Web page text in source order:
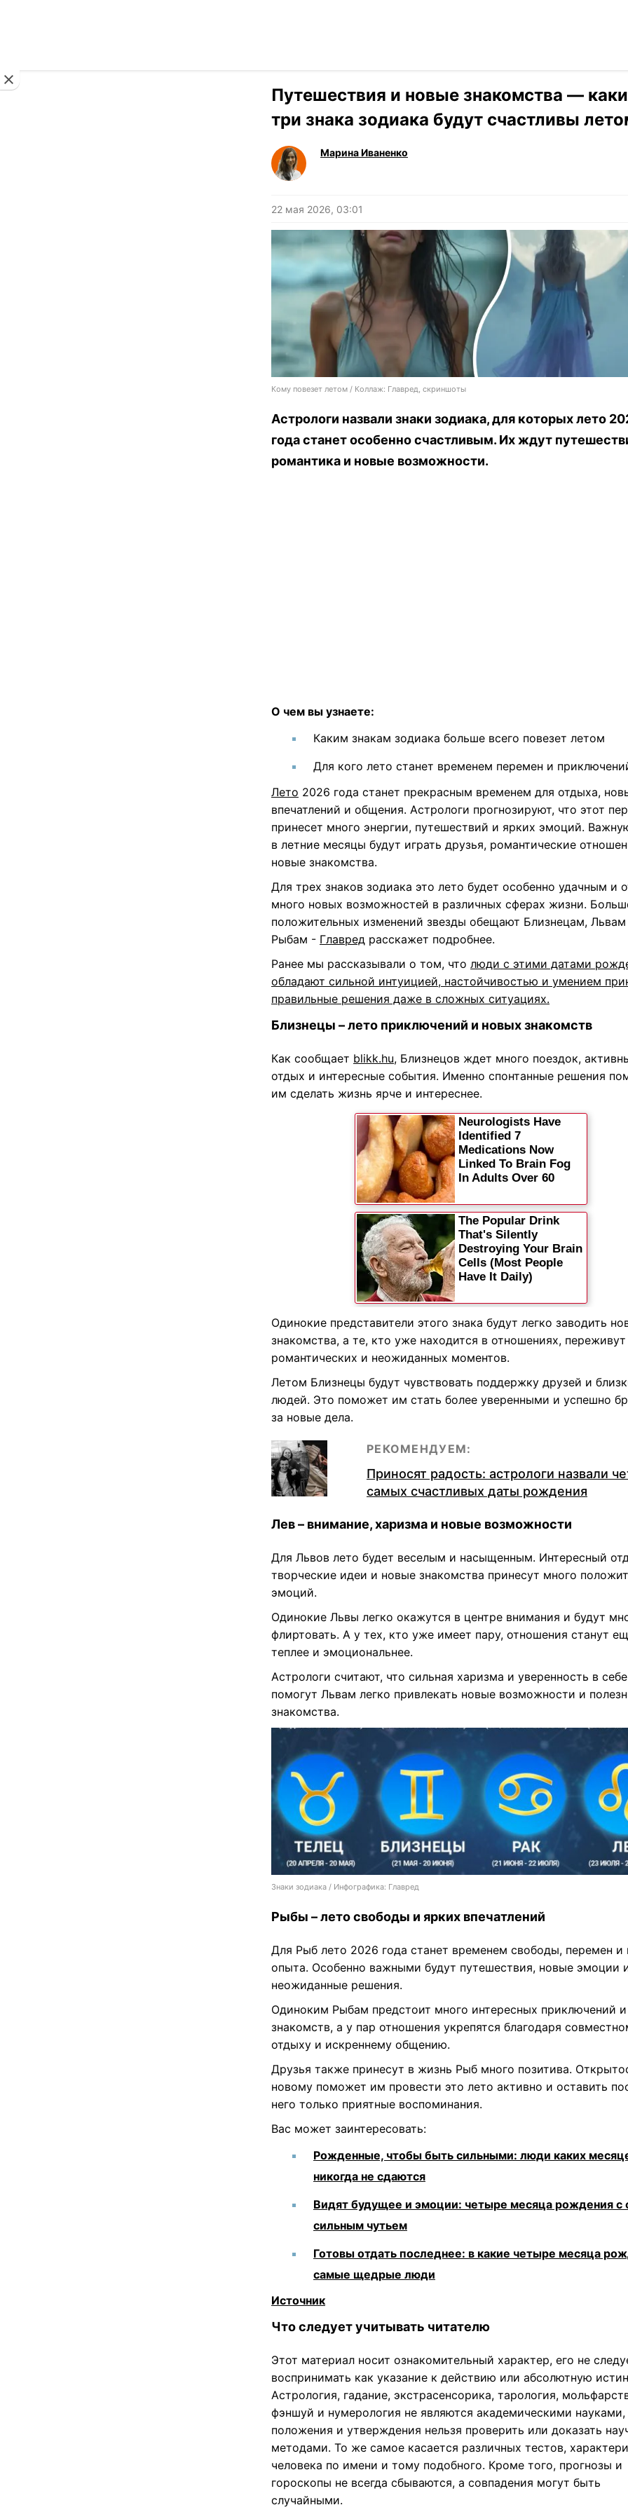
Путешествия и новые знакомства —
три знака зодиака будут счастливы
Марина Иваненко
22 мая 2026, 03:01
Кому повезет летом / Коллаж: Главред, скриншоты
Астрологи назвали знаки зодиака, для которых лето
года станет особенно счастливым. Их ждут
романтика и новые возможности.
О чем вы узнаете:
Каким знакам зодиака больше всего повезет летом
Для кого лето станет временем перемен и
Лето 2026 года станет прекрасным временем для отдыха,
впечатлений и общения. Астрологи прогнозируют, что этот
принесет много энергии, путешествий и ярких эмоций.
в летние месяцы будут играть друзья, романтические
новые знакомства.
Для трех знаков зодиака это лето будет особенно удачным и
много новых возможностей в различных сферах жизни.
положительных изменений звезды обещают Близнецам, Львам
Рыбам - Главред расскажет подробнее.
Ранее мы рассказывали о том, что люди с этими датами
обладают сильной интуицией, настойчивостью и умением
правильные решения даже в сложных ситуациях.
Близнецы – лето приключений и новых знакомств
Как сообщает blikk.hu, Близнецов ждет много поездок,
отдых и интересные события. Именно спонтанные решения
им сделать жизнь ярче и интереснее.
Одинокие представители этого знака будут легко заводить
знакомства, а те, кто уже находится в отношениях,
романтических и неожиданных моментов.
Летом Близнецы будут чувствовать поддержку друзей и
людей. Это поможет им стать более уверенными и успешно
за новые дела.
РЕКОМЕНДУЕМ:
Приносят радость: астрологи назвали
самых счастливых даты рождения
Лев – внимание, харизма и новые возможности
Для Львов лето будет веселым и насыщенным. Интересный
творческие идеи и новые знакомства принесут много
эмоций.
Одинокие Львы легко окажутся в центре внимания и будут
флиртовать. А у тех, кто уже имеет пару, отношения станут
теплее и эмоциональнее.
Астрологи считают, что сильная харизма и уверенность в себе
помогут Львам легко привлекать новые возможности и
знакомства.
Знаки зодиака / Инфографика: Главред
Рыбы – лето свободы и ярких впечатлений
Для Рыб лето 2026 года станет временем свободы, перемен и
опыта. Особенно важными будут путешествия, новые эмоции
неожиданные решения.
Одиноким Рыбам предстоит много интересных приключений и
знакомств, а у пар отношения укрепятся благодаря
отдыху и искреннему общению.
Друзья также принесут в жизнь Рыб много позитива.
новому поможет им провести это лето активно и оставить
него только приятные воспоминания.
Вас может заинтересовать:
Рожденные, чтобы быть сильными: люди каких
никогда не сдаются
Видят будущее и эмоции: четыре месяца рождения с
сильным чутьем
Готовы отдать последнее: в какие четыре месяца
самые щедрые люди
Источник
Что следует учитывать читателю
Этот материал носит ознакомительный характер, его не
воспринимать как указание к действию или абсолютную
Астрология, гадание, экстрасенсорика, тарология,
фэншуй и нумерология не являются академическими науками,
положения и утверждения нельзя проверить или доказать
методами. То же самое касается различных тестов,
человека по имени и тому подобного. Кроме того, прогнозы и
гороскопы не всегда сбываются, а совпадения могут быть
случайными.